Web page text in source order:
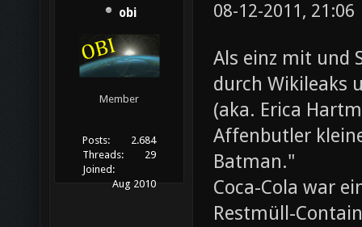
obi
Member
Posts:
2.684
Threads:
29
Joined:
Aug 2010
08-12-2011, 21:06
Als einz mit und
durch Wikileaks
(aka. Erica
Affenbutler
Batman."
Coca-Cola war
Restmüll-